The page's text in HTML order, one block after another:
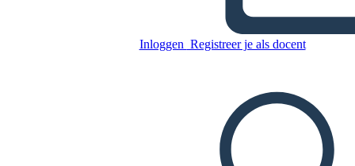
Inloggen Registreer je als docent
Blanco Timeline Template